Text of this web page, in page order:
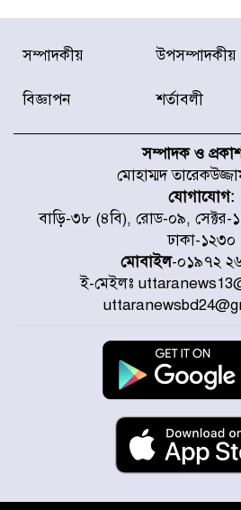
হারিয়ে
ফিরিয়ে
স্মৃতি জাদুঘর
রাজধানীর
অফিসের
সদস্যকে
করেছে র‌্যাব-১
হরমুজ প্রণালি
চূড়ান্ত পর্যায়ে
প্রত্যেক
হবে, সে যত
প্রতিমন্ত্রী মীর
আগামী ৫ দিন
সম্পাদকীয় উপসম্পাদকীয়
বিজ্ঞাপন শর্তাবলী
সম্পাদক ও
মোহাম্মদ
যোগাযোগ:
বাড়ি-৩৮ (৪বি), রোড-০৯, সেক্টর-
ঢাকা-১২৩০
মোবাইল-০১৯৭২
ই-মেইলঃ